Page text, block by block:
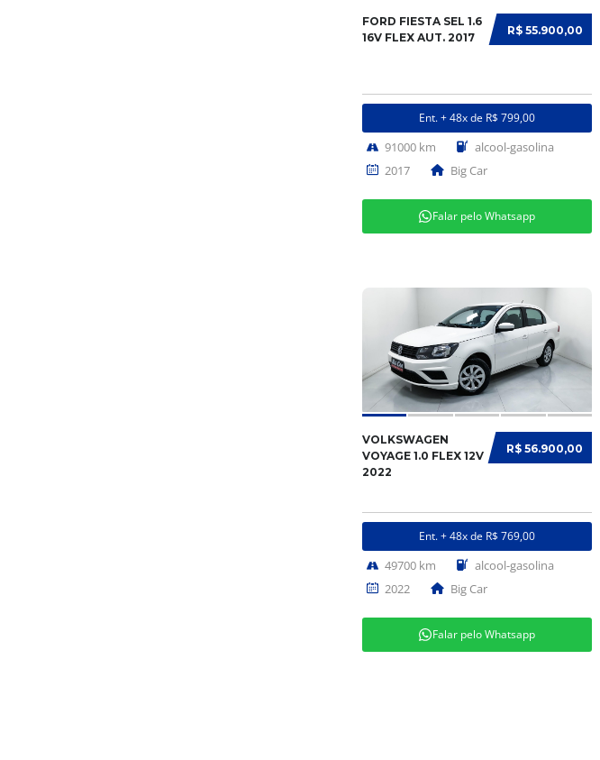
R$ 55.900,00
FORD FIESTA SEL 1.6
16V FLEX AUT. 2017
Ent. + 48x de R$ 799,00
91000 km
alcool-gasolina
2017
Big Car
Falar pelo Whatsapp
R$ 56.900,00
VOLKSWAGEN
VOYAGE 1.0 FLEX 12V
2022
Ent. + 48x de R$ 769,00
49700 km
alcool-gasolina
2022
Big Car
Falar pelo Whatsapp